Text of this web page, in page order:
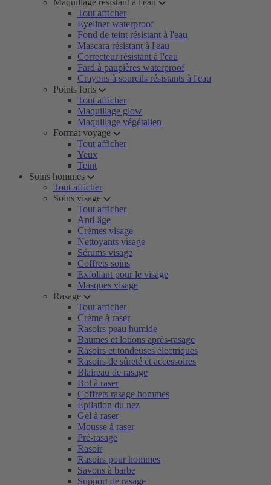
Maquillage résistant à l'eau
Tout afficher
Eyeliner waterproof
Fond de teint résistant à l'eau
Mascara résistant à l'eau
Correcteur résistant à l'eau
Fard à paupières waterproof
Crayons à sourcils résistants à l'eau
Points forts
Tout afficher
Maquillage glow
Maquillage végétalien
Format voyage
Tout afficher
Yeux
Teint
Soins hommes
Tout afficher
Soins visage
Tout afficher
Anti-âge
Crèmes visage
Nettoyants visage
Sérums visage
Coffrets soins
Exfoliant pour le visage
Masques visage
Rasage
Tout afficher
Crème à raser
Rasoirs peau humide
Baumes et lotions après-rasage
Rasoirs et tondeuses électriques
Rasoirs de sûreté et accessoires
Blaireau de rasage
Bol à raser
Coffrets rasage hommes
Épilation du nez
Gel à raser
Mousse à raser
Pré-rasage
Rasoir
Rasoirs pour hommes
Savons à barbe
Support de rasage